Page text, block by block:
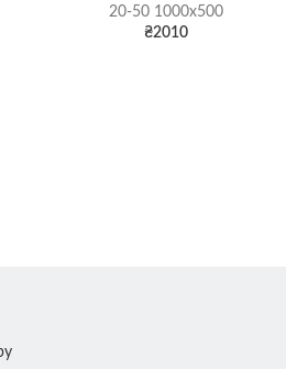
20-50 1000х500
₴2010